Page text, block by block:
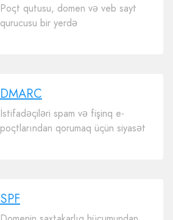
Poçt qutusu, domen və veb sayt
qurucusu bir yerdə
DMARC
İstifadəçiləri spam və fişinq e-
poçtlarından qorumaq üçün siyasət
SPF